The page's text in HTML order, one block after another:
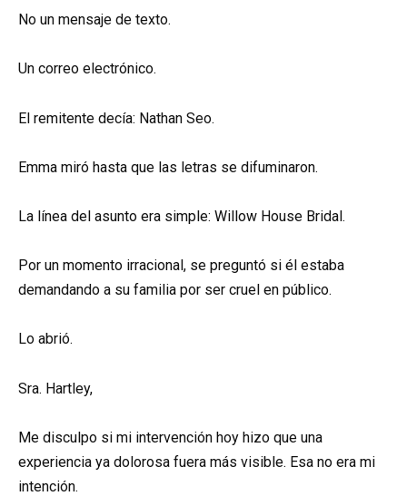
No un mensaje de texto.
Un correo electrónico.
El remitente decía: Nathan Seo.
Emma miró hasta que las letras se difuminaron.
La línea del asunto era simple: Willow House Bridal.
Por un momento irracional, se preguntó si él estaba
demandando a su familia por ser cruel en público.
Lo abrió.
Sra. Hartley,
Me disculpo si mi intervención hoy hizo que una
experiencia ya dolorosa fuera más visible. Esa no era mi
intención.